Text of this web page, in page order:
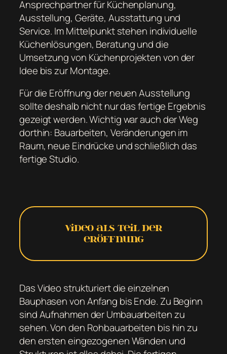
Ansprechpartner für Küchenplanung,
Ausstellung, Geräte, Ausstattung und
Service. Im Mittelpunkt stehen individuelle
Küchenlösungen, Beratung und die
Umsetzung von Küchenprojekten von der
Idee bis zur Montage.
Für die Eröffnung der neuen Ausstellung
sollte deshalb nicht nur das fertige Ergebnis
gezeigt werden. Wichtig war auch der Weg
dorthin: Bauarbeiten, Veränderungen im
Raum, neue Eindrücke und schließlich das
fertige Studio.
Video als Teil der
Eröffnung
Das Video strukturiert die einzelnen
Bauphasen von Anfang bis Ende. Zu Beginn
sind Aufnahmen der Umbauarbeiten zu
sehen. Von den Rohbauarbeiten bis hin zu
den ersten eingezogenen Wänden und